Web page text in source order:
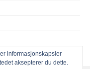
informasjonskapsler
aksepterer du dette.